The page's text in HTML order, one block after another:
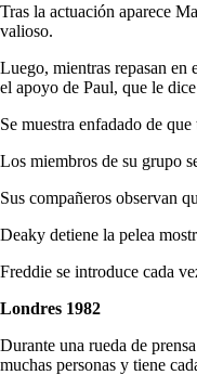
Tras la actuación aparece
valioso.
Luego, mientras repasan en
el apoyo de Paul, que le
Se muestra enfadado de
Los miembros de su grupo
Sus compañeros observan
Deaky detiene la pelea
Freddie se introduce cada
Londres 1982
Durante una rueda de
muchas personas y tiene